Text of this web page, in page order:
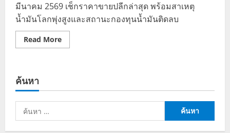
มีนาคม 2569 เช็กราคาขายปลีกล่าสุด พร้อมสาเหตุ
น้ำมันโลกพุ่งสูงและสถานะกองทุนน้ำมันติดลบ
Read MoreRead
more
นี้
มี.ค.
ปรับ
ค้นหา
ค้นหา
สำหรับ: